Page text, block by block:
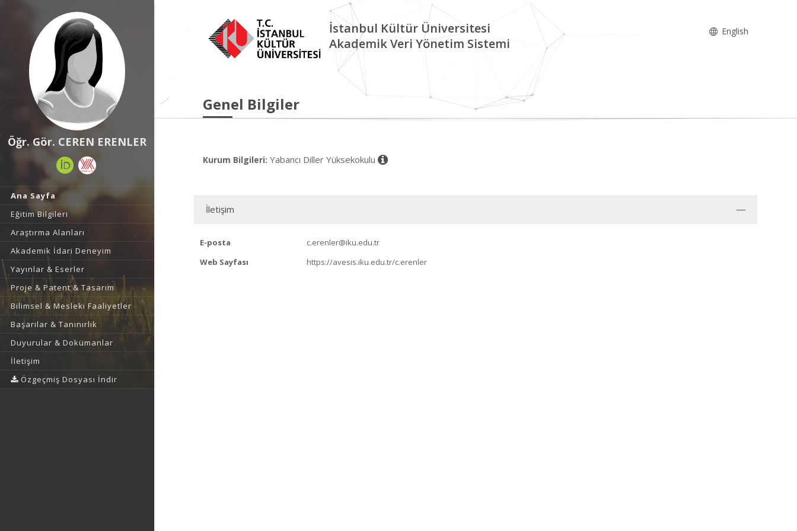
Öğr. Gör. CEREN ERENLER
Ana Sayfa
Eğitim Bilgileri
Araştırma Alanları
Akademik İdari Deneyim
Yayınlar & Eserler
Proje & Patent & Tasarım
Bilimsel & Mesleki Faaliyetler
Başarılar & Tanınırlık
Duyurular & Dokümanlar
İletişim
Özgeçmiş Dosyası İndir
İstanbul Kültür Üniversitesi
Akademik Veri Yönetim Sistemi
English
Genel Bilgiler
Kurum Bilgileri: Yabancı Diller Yüksekokulu
İletişim
E-posta
c.erenler@iku.edu.tr
Web Sayfası
https://avesis.iku.edu.tr/c.erenler